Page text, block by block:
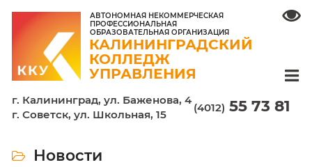
АВТОНОМНАЯ НЕКОММЕРЧЕСКАЯ
ПРОФЕССИОНАЛЬНАЯ
ОБРАЗОВАТЕЛЬНАЯ ОРГАНИЗАЦИЯ
КАЛИНИНГРАДСКИЙ
КОЛЛЕДЖ
г. Калининград, ул. Баженова, 4